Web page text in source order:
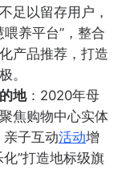
足以留存用户，
养平台”，整合
产品推荐，打造
。
地：2020年母
焦购物中心实体
子互动活动增
”打造地标级旗